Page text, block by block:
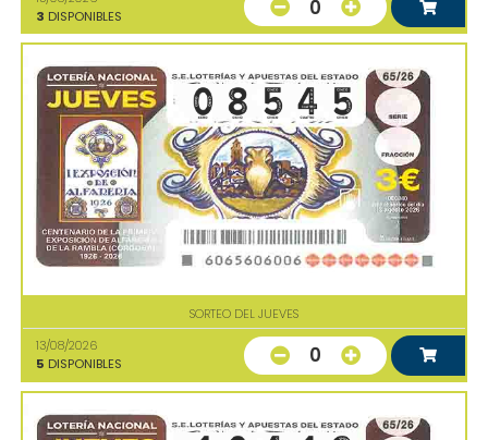
3 DISPONIBLES 0
SORTEO DEL JUEVES
13/08/2026
5 DISPONIBLES 0